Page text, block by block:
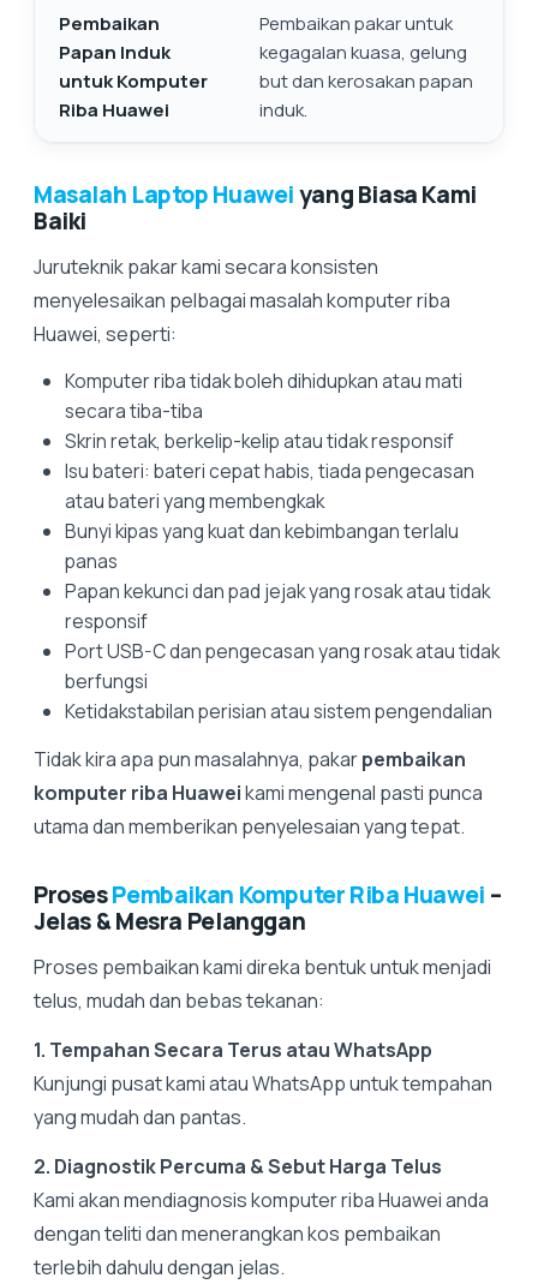
Pembaikan
Papan Induk
untuk Komputer
Riba Huawei
Pembaikan pakar untuk
kegagalan kuasa, gelung
but dan kerosakan papan
induk.
Masalah Laptop Huaweiyang Biasa Kami
Baiki
Juruteknik pakar kami secara konsisten
menyelesaikan pelbagai masalah komputer riba
Huawei, seperti:
Komputer riba tidak boleh dihidupkan atau mati
secara tiba-tiba
Skrin retak, berkelip-kelip atau tidak responsif
Isu bateri: bateri cepat habis, tiada pengecasan
atau bateri yang membengkak
Bunyi kipas yang kuat dan kebimbangan terlalu
panas
Papan kekunci dan pad jejak yang rosak atau tidak
responsif
Port USB-C dan pengecasan yang rosak atau tidak
berfungsi
Ketidakstabilan perisian atau sistem pengendalian
Tidak kira apa pun masalahnya, pakarpembaikan
komputer riba Huaweikami mengenal pasti punca
utama dan memberikan penyelesaian yang tepat.
ProsesPembaikan Komputer Riba Huawei –
Jelas & Mesra Pelanggan
Proses pembaikan kami direka bentuk untuk menjadi
telus, mudah dan bebas tekanan:
1. Tempahan Secara Terus atau WhatsApp
Kunjungi pusat kami atau WhatsApp untuk tempahan
yang mudah dan pantas.
2. Diagnostik Percuma & Sebut Harga Telus
Kami akan mendiagnosis komputer riba Huawei anda
dengan teliti dan menerangkan kos pembaikan
terlebih dahulu dengan jelas.